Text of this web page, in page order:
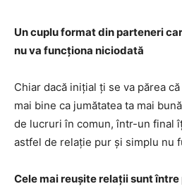
Un cuplu format din parteneri
nu va funcţiona niciodată
Chiar dacă iniţial ţi se va părea
mai bine ca jumătatea ta mai
de lucruri în comun, într-un final
astfel de relaţie pur şi simplu nu
Cele mai reuşite relaţii sunt